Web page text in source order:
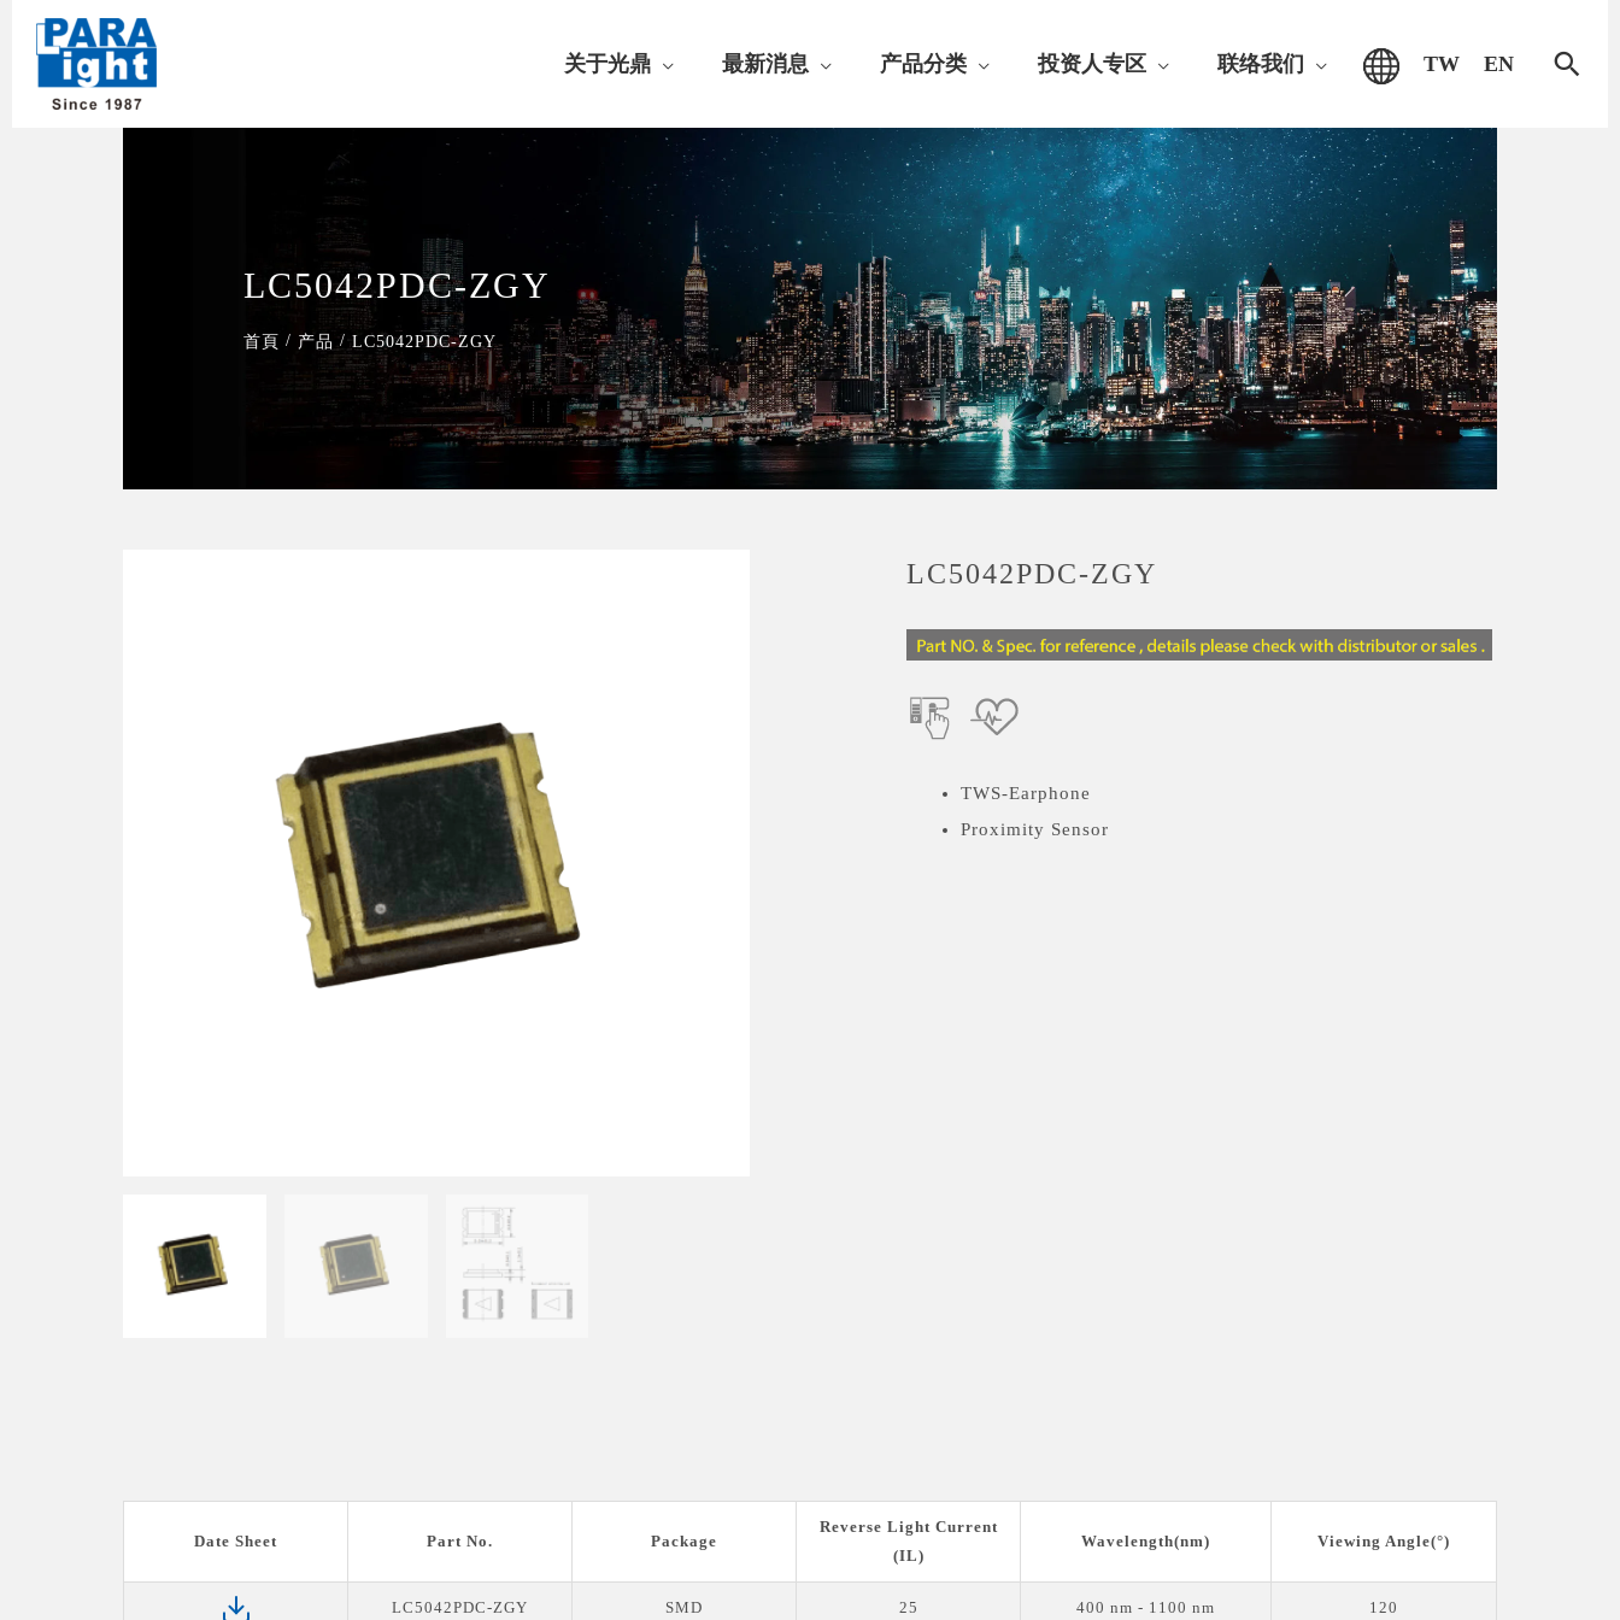
关于光鼎 最新消息 产品分类 投资人专区 联络我们 TW EN
搜
LC5042PDC-ZGY
首頁 / 产品 / LC5042PDC-ZGY
LC5042PDC-ZGY
TWS-Earphone
Proximity Sensor
Date Sheet Part No. Package
Reverse Light Current
(IL)
Wavelength(nm) Viewing Angle(°)
LC5042PDC-ZGY SMD 25 400 nm - 1100 nm 120